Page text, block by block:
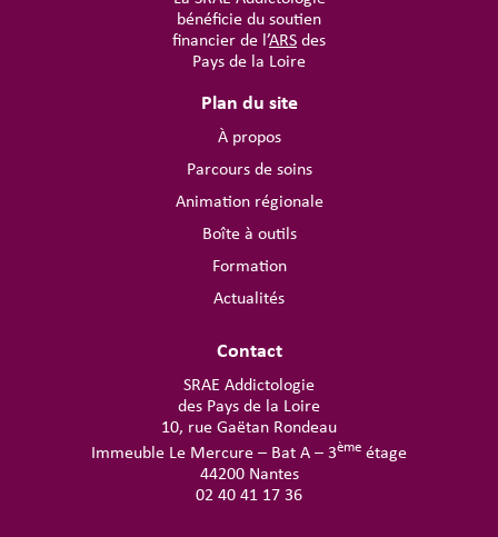
bénéficie du soutien
financier de l’ARS des
Pays de la Loire
Plan du site
À propos
Parcours de soins
Animation régionale
Boîte à outils
Formation
Actualités
Contact
SRAE Addictologie
des Pays de la Loire
10, rue Gaëtan Rondeau
Immeuble Le Mercure – Bat A – 3ème étage
44200 Nantes
02 40 41 17 36